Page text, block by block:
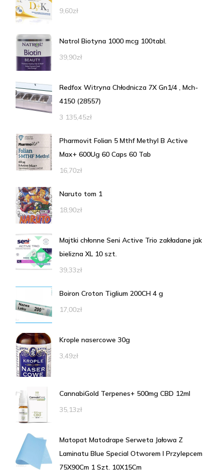
9,60zł
Natrol Biotyna 1000 mcg 100tabl.
39,90zł
Redfox Witryna Chłodnicza 7X Gn1/4 , Mch-
4150 (28557)
3 135,45zł
Pharmovit Folian 5 Mthf Methyl B Active
Max+ 600Ug 60 Caps 60 Tab
16,70zł
Naruto tom 1
18,90zł
Majtki chłonne Seni Active Trio zakładane jak
bielizna XL 10 szt.
39,33zł
Boiron Croton Tiglium 200CH 4 g
17,00zł
Krople nasercowe 30g
3,49zł
CannabiGold Terpenes+ 500mg CBD 12ml
35,13zł
Matopat Matodrape Serweta Jałowa Z
Laminatu Blue Special Otworem I Przylepcem
75X90Cm 1 Szt. 10X15Cm